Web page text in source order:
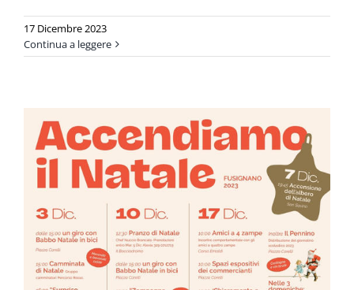
17 Dicembre 2023
Continua a leggere